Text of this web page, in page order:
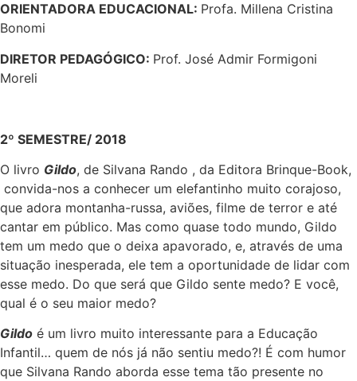
ORIENTADORA EDUCACIONAL: Profa. Millena Cristina
Bonomi
DIRETOR PEDAGÓGICO: Prof. José Admir Formigoni
Moreli
2º SEMESTRE/ 2018
O livro Gildo, de Silvana Rando , da Editora Brinque-Book,
convida-nos a conhecer um elefantinho muito corajoso,
que adora montanha-russa, aviões, filme de terror e até
cantar em público. Mas como quase todo mundo, Gildo
tem um medo que o deixa apavorado, e, através de uma
situação inesperada, ele tem a oportunidade de lidar com
esse medo. Do que será que Gildo sente medo? E você,
qual é o seu maior medo?
Gildo é um livro muito interessante para a Educação
Infantil… quem de nós já não sentiu medo?! É com humor
que Silvana Rando aborda esse tema tão presente no